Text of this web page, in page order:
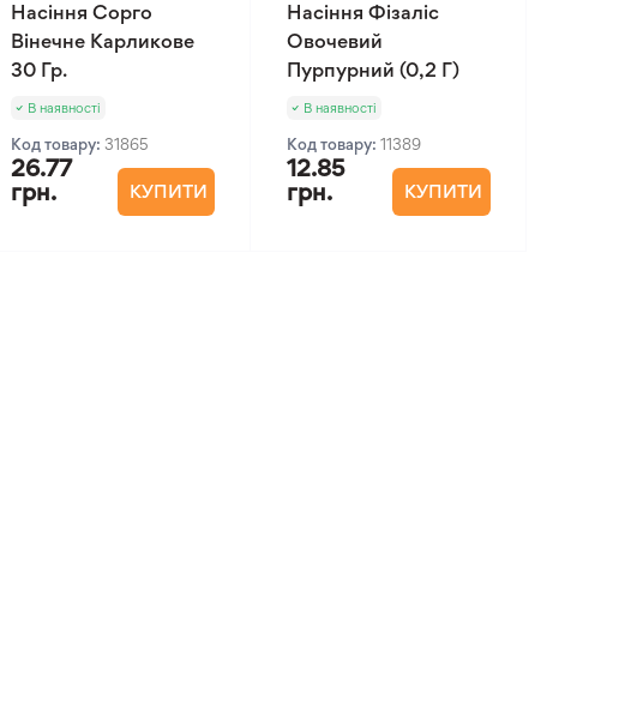
Насіння Сорго
Вінечне Карликове
30 Гр.
В наявності
Код товару: 31865
26.77
грн.
КУПИТИ
Насіння Фізаліс
Овочевий
Пурпурний (0,2 Г)
В наявності
Код товару: 11389
12.85
грн.
КУПИТИ